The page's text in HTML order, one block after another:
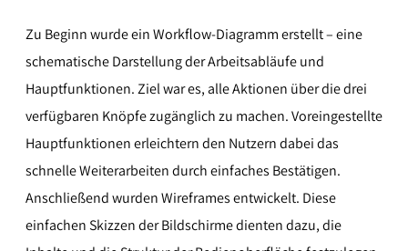
Zu Beginn wurde ein Workflow-Diagramm erstellt – eine
schematische Darstellung der Arbeitsabläufe und
Hauptfunktionen. Ziel war es, alle Aktionen über die drei
verfügbaren Knöpfe zugänglich zu machen. Voreingestellte
Hauptfunktionen erleichtern den Nutzern dabei das
schnelle Weiterarbeiten durch einfaches Bestätigen.
Anschließend wurden Wireframes entwickelt. Diese
einfachen Skizzen der Bildschirme dienten dazu, die